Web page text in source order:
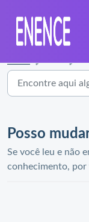
Posso
Se você leu e não
conhecimento,